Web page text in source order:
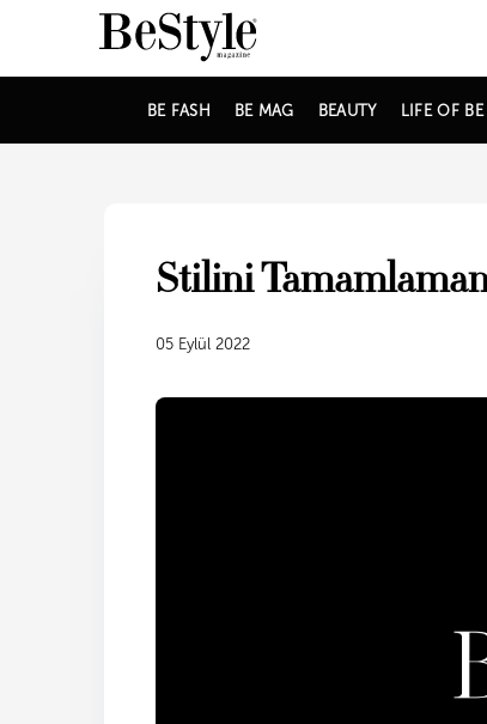
BE FASH BE MAG BEAUTY LIFE OF BE
Stilini
05 Eylül 2022